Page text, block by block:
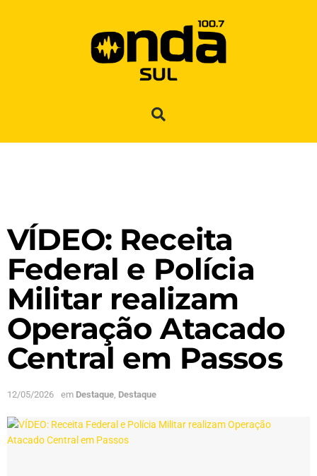
VÍDEO: Receita
Federal e Polícia
Militar realizam
Operação Atacado
Central em Passos
12/05/2026 em Destaque, Destaque